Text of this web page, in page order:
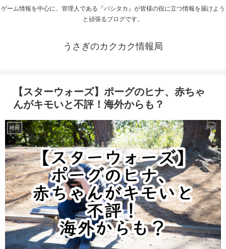
ゲーム情報を中心に、管理人である『バシタカ』が皆様の役に立つ情報を届けよう
と頑張るブログです。
うさぎのカクカク情報局
【スターウォーズ】ポーグのヒナ、赤ちゃ
んがキモいと不評！海外からも？
映画